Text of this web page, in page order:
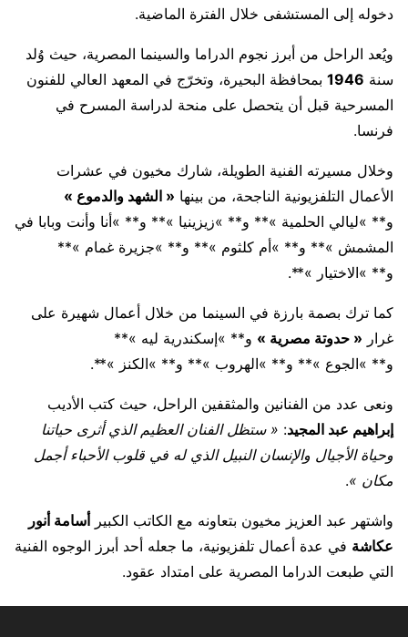
دخوله إلى المستشفى خلال الفترة الماضية.
ويُعد الراحل من أبرز نجوم الدراما والسينما المصرية، حيث وُلد
سنة 1946 بمحافظة البحيرة، وتخرّج في المعهد العالي للفنون
المسرحية قبل أن يتحصل على منحة لدراسة المسرح في
فرنسا.
وخلال مسيرته الفنية الطويلة، شارك مخيون في عشرات
الأعمال التلفزيونية الناجحة، من بينها « الشهد والدموع »
و** »ليالي الحلمية »** و** »زيزينيا »** و** »أنا وأنت وبابا في
المشمش »** و** »أم كلثوم »** و** »جزيرة غمام »**
و** »الاختيار »**.
كما ترك بصمة بارزة في السينما من خلال أعمال شهيرة على
غرار « حدوتة مصرية » و** »إسكندرية ليه »**
و** »الجوع »** و** »الهروب »** و** »الكنز »**.
ونعى عدد من الفنانين والمثقفين الراحل، حيث كتب الأديب
إبراهيم عبد المجيد: « ستظل الفنان العظيم الذي أثرى حياتنا
وحياة الأجيال والإنسان النبيل الذي له في قلوب الأحباء أجمل
مكان ».
واشتهر عبد العزيز مخيون بتعاونه مع الكاتب الكبيرأسامة أنور
عكاشة في عدة أعمال تلفزيونية، ما جعله أحد أبرز الوجوه الفنية
التي طبعت الدراما المصرية على امتداد عقود.